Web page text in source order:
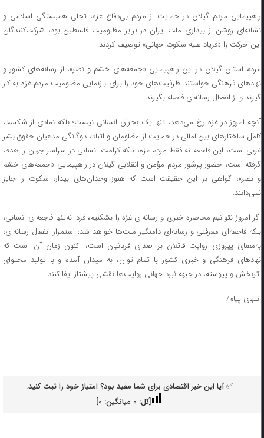
راهپیمایی مردم گیلان در حمایت از مردم بی‌دفاع غزه، تجلی همبستگی اسلامی و
نشانه‌ای روشن از بیداری ملت ایران در برابر مظلومیت فلسطین بود، شرکت‌کنندگان
این حرکت را «فریاد علیه سکوت جهانی» توصیف کردند.
مردم استان گیلان در این راهپیمایی «جمعه‌های خشم و نصر»، از رسانه‌های کشور و
نهادهای فرهنگی خواستند ظرفیت‌های خود را برای بازنمایی مظلومیت مردم غزه به کار
گیرند و از انفعال رسانه‌ای فاصله بگیرند.
آنچه امروز در غزه رخ می‌دهد، تنها یک بحران انسانی نیست؛ بلکه نمادی از شکست
کامل ساختارهای بین‌المللی در حمایت از مظلومان و اثبات دوگانگی مدعیان حقوق بشر
غربی است، این فاجعه نه فقط مردم غزه، بلکه کرامت انسانی در سراسر جهان را هدف
گرفته است، حضور پرشور مردم مؤمن و انقلابی گیلان در راهپیمایی «جمعه‌های خشم
و نصر»، گواهی بر این حقیقت است که هنوز وجدان‌های بیدار، سکوت را جایز
نمی‌دانند.
اگر امروز نتوانیم محاصره خبری و رسانه‌ای غزه را بشکنیم، فردا نه‌تنها فاجعه‌ای انسانی،
بلکه فاجعه‌ای معرفتی و رسانه‌ای دامنگیر ملت‌ها خواهد شد، استمرار انفعال رسانه‌ای،
به‌معنای پیروزی روایت قاتلان بر صدای قربانیان است، اکنون زمان آن است که
نهادهای فرهنگی و خبری کشور با تمام توان، به میدان آمده و با تولید محتوای
اثربخش و پیوسته، در جبهه نبرد جهانی روایت‌ها نقشی پیشتاز ایفا کنند.
انتهای پیام/
✅ آیا این خبر اقتصادی برای شما مفید بود؟ امتیاز خود را ثبت کنید.
[کل: 0میانگین: 0
]